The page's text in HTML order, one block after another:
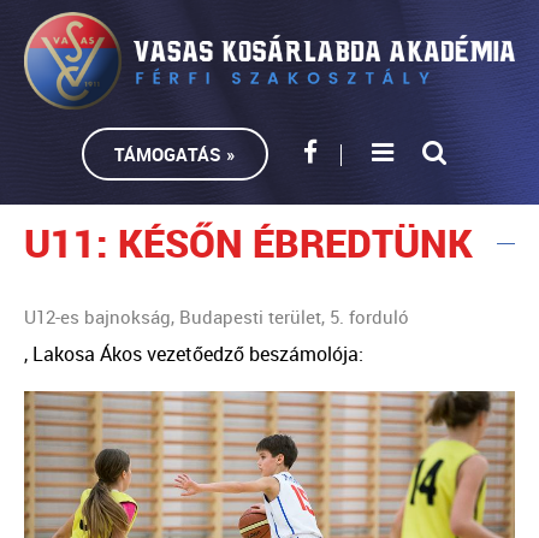
TÁMOGATÁS »
U11: KÉSŐN ÉBREDTÜNK
U12-es bajnokság, Budapesti terület, 5. forduló
, Lakosa Ákos vezetőedző beszámolója: